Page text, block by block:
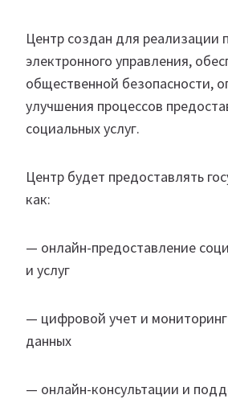
Центр создан для реализации
электронного управления,
общественной безопасности,
улучшения процессов
социальных услуг.
Центр будет предоставлять
как:
— онлайн-предоставление
и услуг
— цифровой учет и
данных
— онлайн-консультации и